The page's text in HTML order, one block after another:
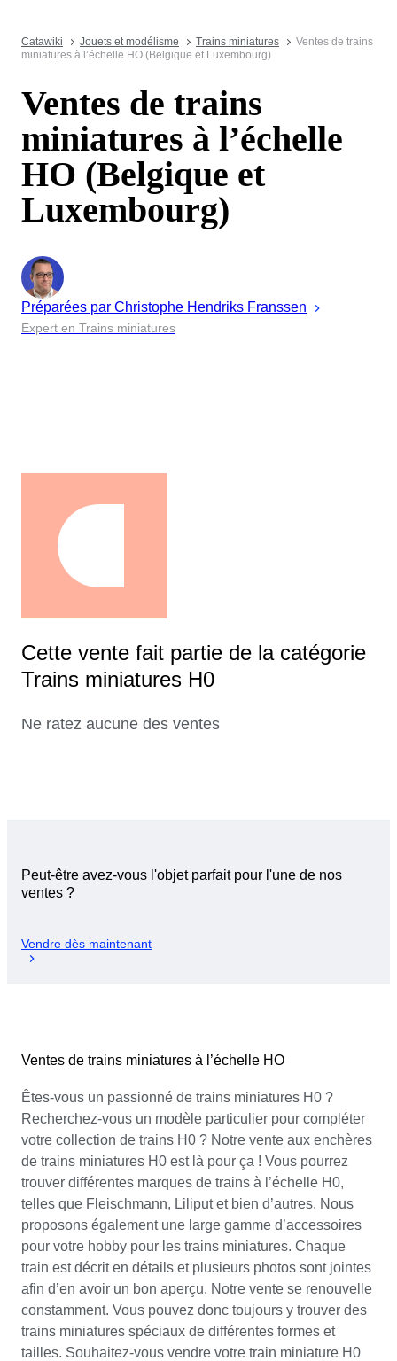
Catawiki Jouets et modélisme Trains miniatures
Ventes de trains
miniatures à l’échelle HO (Belgique et Luxembourg)
Ventes de trains
miniatures à l’échelle
HO (Belgique et
Luxembourg)
Préparées par Christophe Hendriks Franssen
Expert en Trains miniatures
Cette vente fait partie de la catégorie
Trains miniatures H0
Ne ratez aucune des ventes
Peut-être avez-vous l'objet parfait pour l'une de nos
ventes ?
Vendre dès maintenant
Ventes de trains miniatures à l’échelle HO
Êtes-vous un passionné de trains miniatures H0 ?
Recherchez-vous un modèle particulier pour compléter
votre collection de trains H0 ? Notre vente aux enchères
de trains miniatures H0 est là pour ça ! Vous pourrez
trouver différentes marques de trains à l’échelle H0,
telles que Fleischmann, Liliput et bien d’autres. Nous
proposons également une large gamme d’accessoires
pour votre hobby pour les trains miniatures. Chaque
train est décrit en détails et plusieurs photos sont jointes
afin d’en avoir un bon aperçu. Notre vente se renouvelle
constamment. Vous pouvez donc toujours y trouver des
trains miniatures spéciaux de différentes formes et
tailles. Souhaitez-vous vendre votre train miniature H0